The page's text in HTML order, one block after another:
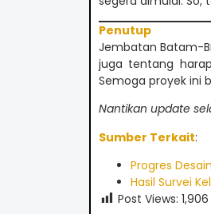
Penutup
Jembatan Batam-
juga tentang
Semoga proyek ini
Nantikan update
Sumber Terkait:
Progres
Hasil Survei
Post Views: 1,906